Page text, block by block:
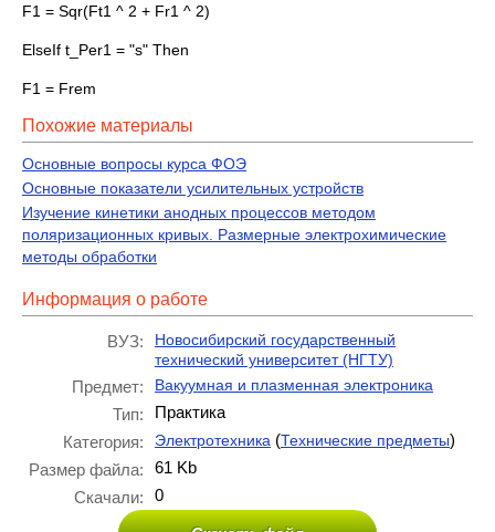
F1 = Sqr(Ft1 ^ 2 + Fr1 ^ 2)
ElseIf t_Per1 = "s" Then
F1 = Frem
Похожие материалы
Основные вопросы курса ФОЭ
Основные показатели усилительных устройств
Изучение кинетики анодных процессов методом
поляризационных кривых. Размерные электрохимические
методы обработки
Информация о работе
ВУЗ:
Новосибирский государственный
технический университет (НГТУ)
Предмет: Вакуумная и плазменная электроника
Тип:
Практика
Категория:
Электротехника (Технические предметы)
Размер файла:
61 Kb
Скачали:
0